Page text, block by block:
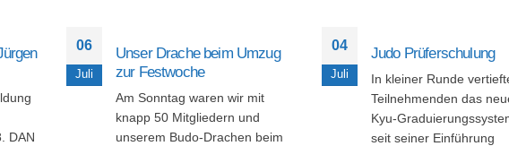
DAN
06
Juli
Unser Drache beim Umzug
zur Festwoche
Am Sonntag waren wir mit
knapp 50 Mitgliedern und
unserem Budo‑Drachen beim
04
Juli
Judo Prüferschulung
In kleiner Runde
Teilnehmenden das
seit seiner Einführung